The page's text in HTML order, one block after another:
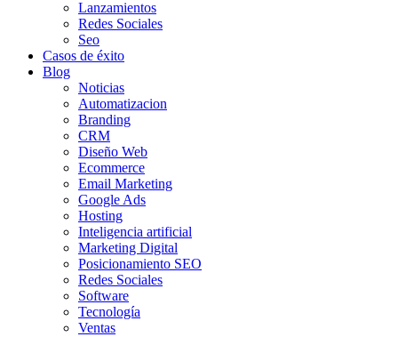
Lanzamientos
Redes Sociales
Seo
Casos de éxito
Blog
Noticias
Automatizacion
Branding
CRM
Diseño Web
Ecommerce
Email Marketing
Google Ads
Hosting
Inteligencia artificial
Marketing Digital
Posicionamiento SEO
Redes Sociales
Software
Tecnología
Ventas